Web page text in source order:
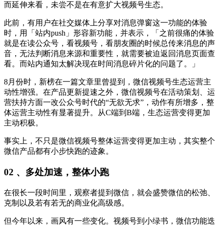
而延伸来看，未尝不是在有意扩大视频号生态。
此前，有用户在社交媒体上分享对消息弹窗这一功能的体验
时，用「站内push」形容新功能，并表示，「之前很痛的体验
就是在读公众号，看视频号，看朋友圈的时候总传来消息的声
音，无法判断消息来源和重要性，就需要被迫返回消息页面查
看。而站内通知太解决现在时间消息碎片化的问题了。」
8月份时，新榜在一篇文章里曾提到，微信视频号生态运营主
动性增强。在产品更新提速之外，微信视频号在活动策划、运
营扶持方面一改公众号时代的“无欲无求”，动作有所增多，整
体运营主动性有显著提升。从C端到B端，生态运营变得更加
主动积极。
事实上，不只是微信视频号整体运营变得更加主动，其实整个
微信产品都有小步快跑的迹象。
02 、 多处加速，整体小跑
在很长一段时间里，观察者提到微信，就会盛赞微信的松弛、
克制以及若有若无的商业化高级感。
但今年以来，画风有一些变化。视频号到小绿书，微信功能迭